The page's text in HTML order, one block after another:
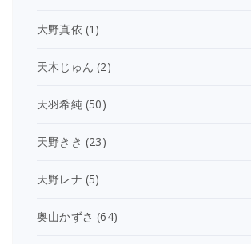
大野真依 (1)
天木じゅん (2)
天羽希純(50)
天野きき (23)
天野レナ (5)
奥山かずさ (64)